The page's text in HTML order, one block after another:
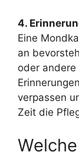
4.
Eine
an
oder
verpassen
Zeit die